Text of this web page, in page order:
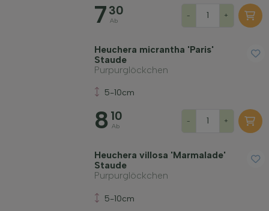
7 30
Ab
- +
Heuchera micrantha 'Paris'
Staude
Purpurglöckchen
5-10cm
8 10
Ab
- +
Heuchera villosa 'Marmalade'
Staude
Purpurglöckchen
5-10cm